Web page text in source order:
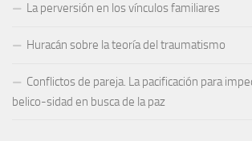
La perversión en los vínculos familiares
Huracán sobre la teoría del traumatismo
Conflictos de pareja. La pacificación para
belico-sidad en busca de la paz